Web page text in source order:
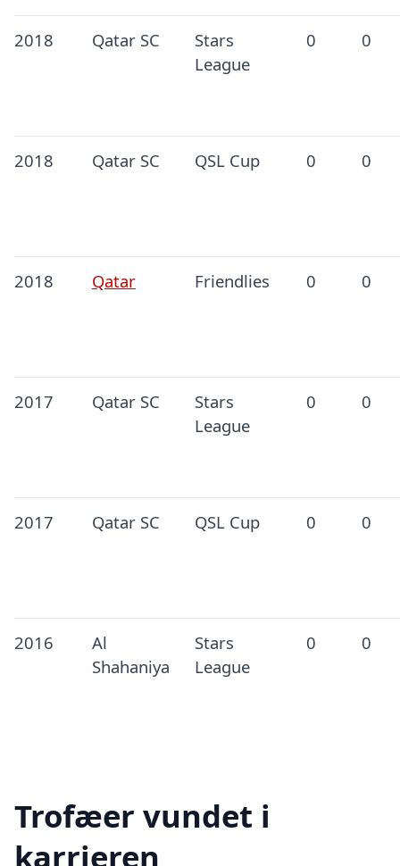
2018 Qatar SC
Stars
League
0 0
2018 Qatar SC QSL Cup 0 0
2018 Qatar Friendlies 0 0
2017 Qatar SC
Stars
League
0 0
2017 Qatar SC QSL Cup 0 0
2016
Al
Shahaniya
Stars
League
0 0
Trofæer vundet i
karrieren